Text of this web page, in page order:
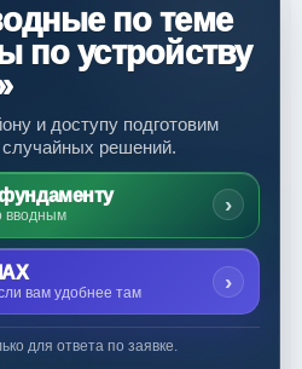
по теме
по устройству
и доступу подготовим
случайных решений.
вводным ›
вам удобнее там ›
для ответа по заявке.